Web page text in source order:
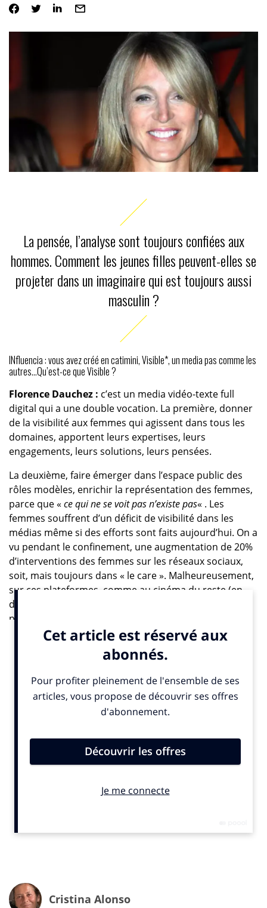
La pensée, l’analyse sont toujours confiées aux
hommes. Comment les jeunes filles peuvent-elles se
projeter dans un imaginaire qui est toujours aussi
masculin ?
INfluencia : vous avez créé en catimini, Visible*, un media pas comme les
autres…Qu’est-ce que Visible ?
Florence Dauchez : c’est un media vidéo-texte full
digital qui a une double vocation. La première, donner
de la visibilité aux femmes qui agissent dans tous les
domaines, apportent leurs expertises, leurs
engagements, leurs solutions, leurs pensées.
La deuxième, faire émerger dans l’espace public des
rôles modèles, enrichir la représentation des femmes,
parce que « ce qui ne se voit pas n’existe pas« . Les
femmes souffrent d’un déficit de visibilité dans les
médias même si des efforts sont faits aujourd’hui. On a
vu pendant le confinement, une augmentation de 20%
d’interventions des femmes sur les réseaux sociaux,
soit, mais toujours dans « le care ». Malheureusement,
sur ces plateformes, comme au cinéma du reste (en
dehors d’Anatomie d’une chute), ces dernières sont
présentes dans une situation victimaire. La femme qui
va bien, qui fait des choses intéressantes, occupe des
positions de premier plan, qui a des raisonnements,
pense, réfléchit, agit, on ne la voit pas. Mon propos est
de la célébrer.
dans Le Monde, 83% des articles font référence
aux hommes, dans L’Équipe, cela monte à 93% !
sont signés par des femmes.
Fl. D. :il faut regarder la publication sur les
Newspubliée au printemps dernier: dans Le Monde,
Cristina Alonso